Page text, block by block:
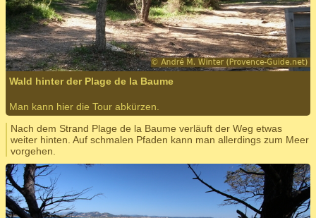
Wald hinter der Plage de la Baume
Man kann hier die Tour abkürzen.
Nach dem Strand Plage de la Baume verläuft der Weg etwas
weiter hinten. Auf schmalen Pfaden kann man allerdings zum Meer
vorgehen.